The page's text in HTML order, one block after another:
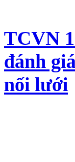
TCVN
đánh
nối lưới